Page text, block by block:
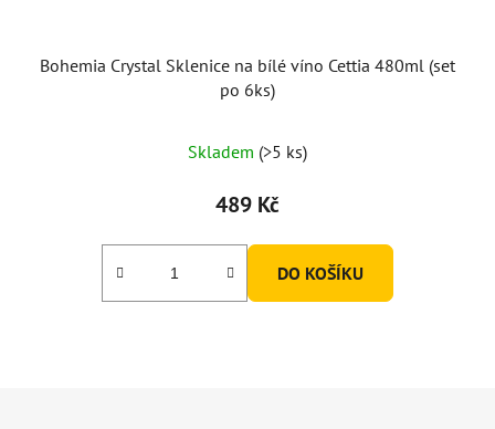
Bohemia Crystal Sklenice na bílé víno Cettia 480ml (set
po 6ks)
Skladem (>5 ks)
489 Kč
DO KOŠÍKU